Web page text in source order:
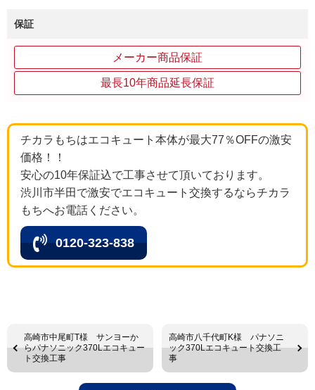
保証
メーカー商品保証
最長10年商品延長保証
チカラもちはエコキュート本体が最大77％OFFの激安
価格！！
安心の10年保証込で工事させて頂いております。
渋川市半田で激安でエコキュート交換するならチカラ
もちへお電話ください。
0120-323-838
高崎市中尾町T様 サンヨーか
らパナソニック370Lエコキュー
ト交換工事
高崎市八千代町K様 パナソニ
ック370Lエコキュート交換工
事